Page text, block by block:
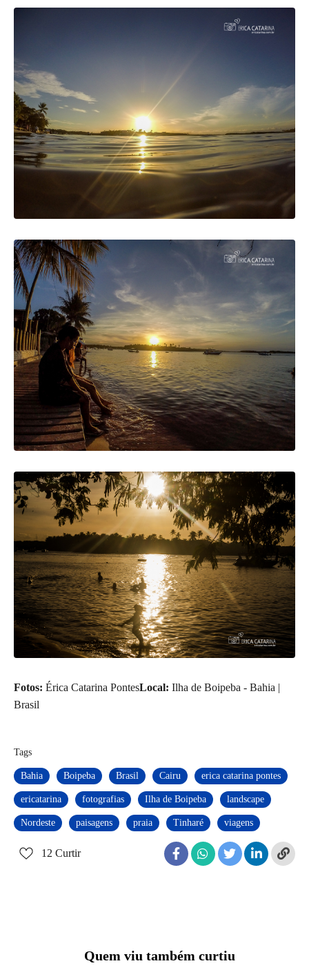
Fotos: Érica Catarina PontesLocal: Ilha de Boipeba - Bahia |
Brasil
Tags
Bahia Boipeba Brasil Cairu erica catarina pontes
ericatarina fotografias Ilha de Boipeba landscape
Nordeste paisagens praia Tinharé viagens
12 Curtir
Quem viu também curtiu